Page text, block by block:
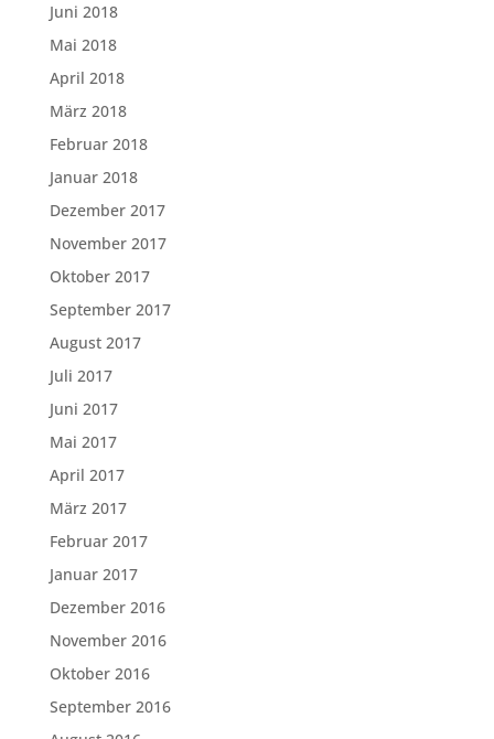
Juni 2018
Mai 2018
April 2018
März 2018
Februar 2018
Januar 2018
Dezember 2017
November 2017
Oktober 2017
September 2017
August 2017
Juli 2017
Juni 2017
Mai 2017
April 2017
März 2017
Februar 2017
Januar 2017
Dezember 2016
November 2016
Oktober 2016
September 2016